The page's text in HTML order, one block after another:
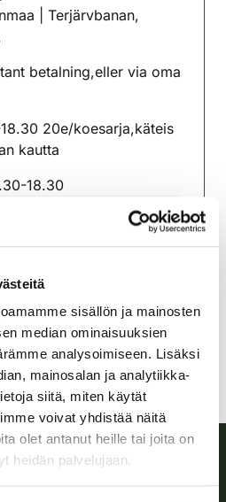
sisällön ja mainosten
median ominaisuuksien
analysoimiseen. Lisäksi
mainosalan ja analytiikka-
siitä, miten käytät
voivat yhdistää näitä
olet antanut heille tai joita on
heidän palvelujaan.
| Terjärvbanan,
betalning,eller via oma
20e/koesarja,käteis
kautta
18.30